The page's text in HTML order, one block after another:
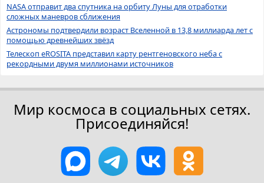
NASA отправит два спутника на орбиту Луны для отработки
сложных маневров сближения
Астрономы подтвердили возраст Вселенной в 13,8 миллиарда лет с
помощью древнейших звёзд
Телескоп eROSITA представил карту рентгеновского неба с
рекордными двумя миллионами источников
Мир космоса в социальных сетях.
Присоединяйся!